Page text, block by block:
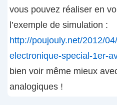
vous pouvez réaliser en
l’exemple de simulation :
http://poujouly.net/2012/
electronique-special-1er-
bien voir même mieux
analogiques !